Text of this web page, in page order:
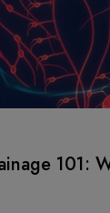
101: